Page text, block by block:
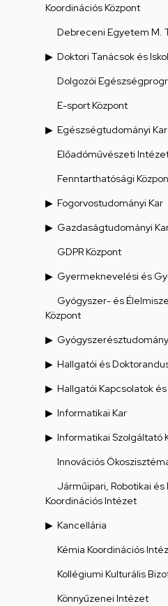
Koordinációs Központ
Debreceni Egyetem M.
Doktori Tanácsok és
Dolgozói
E-sport Központ
Egészségtudományi Kar
Előadóművészeti
Fenntarthatósági
Fogorvostudományi Kar
Gazdaságtudományi
GDPR Központ
Gyermeknevelési és
Gyógyszer- és
Központ
Hallgatói és
Hallgatói Kapcsolatok
Informatikai Kar
Informatikai Szolgáltató
Innovációs
Járműipari, Robotikai
Koordinációs Intézet
Kancellária
Kémia Koordinációs
Kollégiumi Kulturális
Könnyűzenei Intézet